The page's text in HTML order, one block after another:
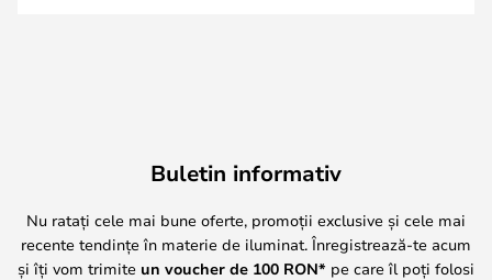
Buletin informativ
Nu ratați cele mai bune oferte, promoții exclusive și cele mai
recente tendințe în materie de iluminat. Înregistrează-te acum
și îți vom trimite un voucher de 100 RON* pe care îl poți folosi